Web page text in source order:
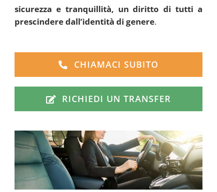
sicurezza e tranquillità, un diritto di tutti a
prescindere dall’identità di genere.
CHIAMACI SUBITO
RICHIEDI UN TRANSFER